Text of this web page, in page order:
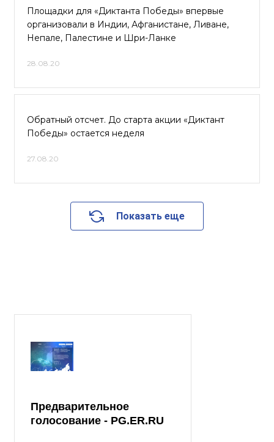
Площадки для «Диктанта Победы» впервые
организовали в Индии, Афганистане, Ливане,
Непале, Палестине и Шри-Ланке
28.08.20
Обратный отсчет. До старта акции «Диктант
Победы» остается неделя
27.08.20
Показать еще
Предварительное
голосование - PG.ER.RU